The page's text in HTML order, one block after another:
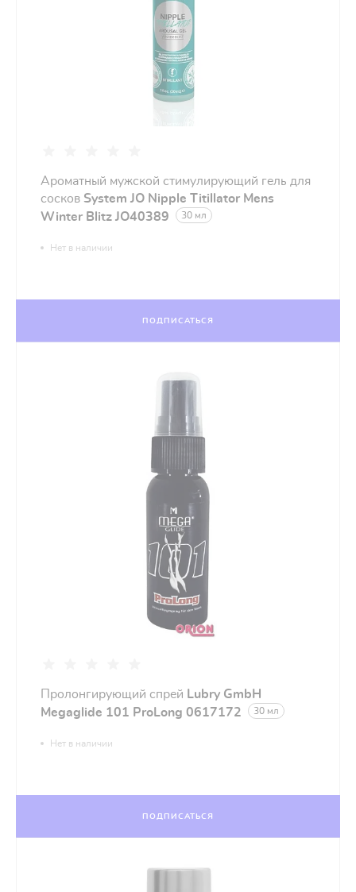
Ароматный мужской стимулирующий гель для
сосков System JO Nipple Titillator Mens
Winter Blitz JO40389
30 мл
Нет в наличии
ПОДПИСАТЬСЯ
Пролонгирующий спрей Lubry GmbH
Megaglide 101 ProLong 0617172
30 мл
Нет в наличии
ПОДПИСАТЬСЯ